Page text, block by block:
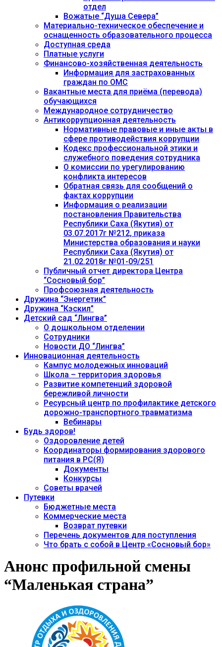
отдел
Вожатые “Душа Севера”
Материально-техническое обеспечение и
оснащенность образовательного процесса
Доступная среда
Платные услуги
Финансово-хозяйственная деятельность
Информация для застрахованных
граждан по ОМС
Вакантные места для приёма (перевода)
обучающихся
Международное сотрудничество
Антикоррупционная деятельность
Нормативные правовые и иные акты в
сфере противодействия коррупции
Кодекс профессиональной этики и
служебного поведения сотрудника
О комиссии по урегулированию
конфликта интересов
Обратная связь для сообщений о
фактах коррупции
Информация о реализации
постановления Правительства
Республики Саха (Якутия) от
03.07.2017г №212, приказа
Министерства образования и науки
Республики Саха (Якутия) от
21.02.2018г №01-09/251
Публичный отчет директора Центра
“Сосновый бор”
Профсоюзная деятельность
Дружина “Энергетик”
Дружина “Кэскил”
Детский сад “Лингва”
О дошкольном отделении
Сотрудники
Новости ДО “Лингва”
Инновационная деятельность
Кампус молодежных инноваций
Школа – территория здоровья
Развитие компетенций здоровой
бережливой личности
Ресурсный центр по профилактике детского
дорожно-транспортного травматизма
Вебинары
Будь здоров!
Оздоровление детей
Координаторы формирования здорового
питания в РС(Я)
Документы
Конкурсы
Советы врачей
Путевки
Бюджетные места
Коммерческие места
Возврат путевки
Перечень документов для поступления
Что брать с собой в Центр «Сосновый бор»
Анонс профильной смены
“Маленькая страна”